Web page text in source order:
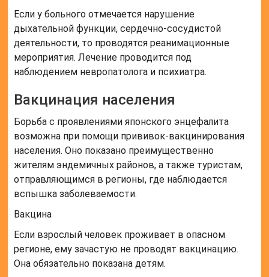
Если у больного отмечается нарушение
дыхательной функции, сердечно-сосудистой
деятельности, то проводятся реанимационные
мероприятия. Лечение проводится под
наблюдением невропатолога и психиатра.
Вакцинация населения
Борьба с проявлениями японского энцефалита
возможна при помощи прививок-вакцинирования
населения. Оно показано преимущественно
жителям эндемичных районов, а также туристам,
отправляющимся в регионы, где наблюдается
вспышка заболеваемости.
Вакцина
Если взрослый человек проживает в опасном
регионе, ему зачастую не проводят вакцинацию.
Она обязательно показана детям.